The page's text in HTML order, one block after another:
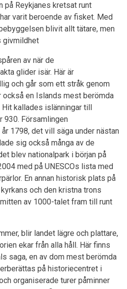
på Reykjanes kretsat runt
varit beroende av fisket. Med
blivit allt tätare, men
givmildhet
av när de
glider isär. Här är
och går som ett stråk genom
också en Islands mest berömda
kallades islänningar till
930. Församlingen
1798, det vill säga under nästan
sig också många av de
blev nationalpark i början på
med på UNESCOs lista med
En annan historisk plats på
och den kristna trons
av 1000-talet fram till runt
blir landet lägre och plattare,
ekar från alla håll. Här finns
saga, en av dom mest berömda
på historiecentret i
organiserade turer påminner